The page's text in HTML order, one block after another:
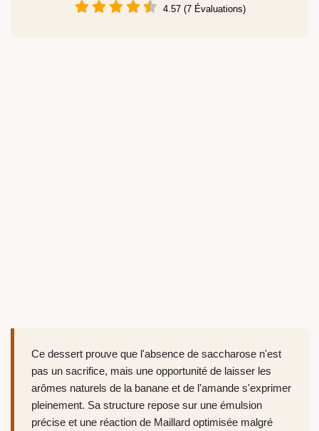
4.57 (7 Évaluations)
Ce dessert prouve que l'absence de saccharose n'est
pas un sacrifice, mais une opportunité de laisser les
arômes naturels de la banane et de l'amande s'exprimer
pleinement. Sa structure repose sur une émulsion
précise et une réaction de Maillard optimisée malgré